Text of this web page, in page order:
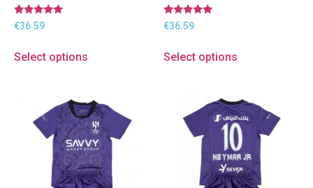
Ocenjeno
5.00
€36.59
Select options
Ocenjeno
5.00
€36.59
Select options